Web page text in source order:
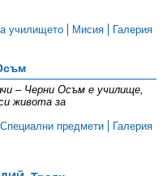
училището Мисия Галерия
– Черни Осъм е училище,
живота за
Специални предмети Галерия